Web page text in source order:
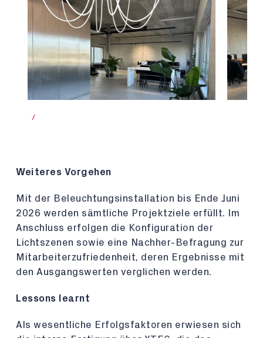
/
Weiteres Vorgehen
Mit der Beleuchtungsinstallation bis Ende Juni
2026 werden sämtliche Projektziele erfüllt. Im
Anschluss erfolgen die Konfiguration der
Lichtszenen sowie eine Nachher-Befragung zur
Mitarbeiterzufriedenheit, deren Ergebnisse mit
den Ausgangswerten verglichen werden.
Lessons learnt
Als wesentliche Erfolgsfaktoren erwiesen sich